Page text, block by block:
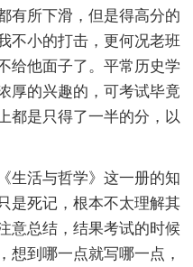
有所下滑，但是得高分的
不小的打击，更何况老班
给他面子了。平常历史学
厚的兴趣的，可考试毕竟
都是只得了一半的分，以
生活与哲学》这一册的知
是死记，根本不太理解其
意总结，结果考试的时候
想到哪一点就写哪一点，